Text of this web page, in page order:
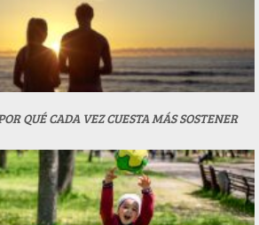
QUÉ CADA VEZ CUESTA MÁS SOSTENER